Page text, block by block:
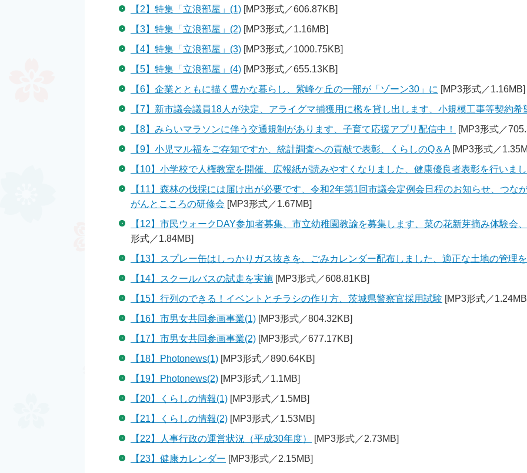
【2】特集「立浪部屋」(1) [MP3形式／606.87KB]
【3】特集「立浪部屋」(2) [MP3形式／1.16MB]
【4】特集「立浪部屋」(3) [MP3形式／1000.75KB]
【5】特集「立浪部屋」(4) [MP3形式／655.13KB]
【6】企業とともに描く豊かな暮らし、紫峰ケ丘の一部が「ゾーン30」に [MP3形式／1.16MB]
【7】新市議会議員18人が決定、アライグマ捕獲用に檻を貸し出します、小規模工事等契約希
【8】みらいマラソンに伴う交通規制があります、子育て応援アプリ配信中！
[MP3形式／
【9】小児マル福をご存知ですか、統計調査への貢献で表彰、くらしのQ＆A[MP3形式／
【10】小学校で人権教室を開催、広報紙が読みやすくなりました、健康優良者表彰を行いま
【11】森林の伐採には届け出が必要です、令和2年第1回市議会定例会日程のお知らせ、つな
がんとこころの研修会 [MP3形式／1.67MB]
【12】市民ウォークDAY参加者募集、市立幼稚園教諭を募集します、菜の花新芽摘み体験会
形式／1.84MB]
【13】スプレー缶はしっかりガス抜きを、ごみカレンダー配布しました、適正な土地の管理
【14】スクールバスの試走を実施 [MP3形式／608.81KB]
【15】行列のできる！イベントとチラシの作り方、茨城県警察官採用試験 [MP3形式／
【16】市男女共同参画事業(1) [MP3形式／804.32KB]
【17】市男女共同参画事業(2) [MP3形式／677.17KB]
【18】Photonews(1) [MP3形式／890.64KB]
【19】Photonews(2) [MP3形式／1.1MB]
【20】くらしの情報(1) [MP3形式／1.5MB]
【21】くらしの情報(2) [MP3形式／1.53MB]
【22】人事行政の運営状況（平成30年度）
[MP3形式／2.73MB]
【23】健康カレンダー [MP3形式／2.15MB]